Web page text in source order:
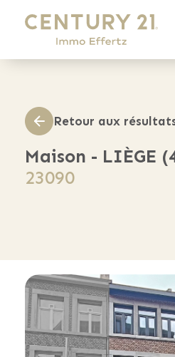
Retour aux
Maison - LIÈGE
23090